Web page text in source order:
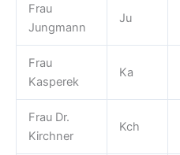
Frau
Jungmann
Ju
Frau
Kasperek
Ka
Frau Dr.
Kirchner
Kch